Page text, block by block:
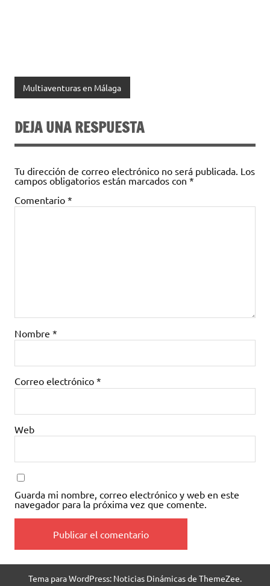
Multiaventuras en Málaga
DEJA UNA RESPUESTA
Tu dirección de correo electrónico no será publicada. Los
campos obligatorios están marcados con *
Comentario *
Nombre *
Correo electrónico *
Web
Guarda mi nombre, correo electrónico y web en este
navegador para la próxima vez que comente.
Tema para WordPress: Noticias Dinámicas de ThemeZee.